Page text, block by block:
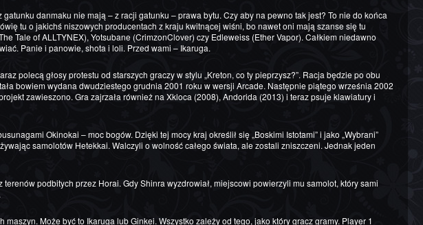
tu o jakichś niszowych producentach z kraju kwitnącej wiśni, bo nawet oni mają szanse się tu
Tale of ALLTYNEX), Yotsubane (CrimzonClover) czy Edleweiss (Ether Vapor). Całkiem niedawno
Panie i panowie, shota i loli. Przed wami – Ikaruga.
polecą głosy protestu od starszych graczy w stylu „Kreton, co ty pieprzysz?”. Racja będzie po obu
bowiem wydana dwudziestego grudnia 2001 roku w wersji Arcade. Następnie piątego września 2002
zawieszono. Gra zajrzała również na Xkloca (2008), Andorida (2013) i teraz psuje klawiatury i
samolotów Hetekkai. Walczyli o wolność całego świata, ale zostali zniszczeni. Jednak jeden